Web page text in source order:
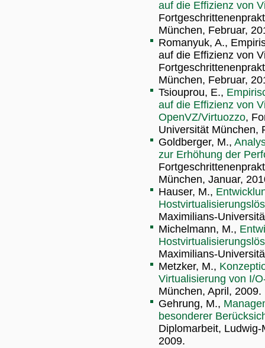
auf die Effizienz von
München, Februar,
Romanyuk, A.,
auf die Effizienz von
München, Februar,
Tsiouprou, E.,
auf die Effizienz von
OpenVZ/Virtuozzo,
Universität München,
Goldberger, M.,
zur Erhöhung der
München, Januar,
Hauser, M.,
Maximilians-
Michelmann, M.,
Maximilians-
Metzker, M.,
Virtualisierung von I/
München, April, 2009.
Gehrung, M.,
besonderer
Diplomarbeit,
2009.